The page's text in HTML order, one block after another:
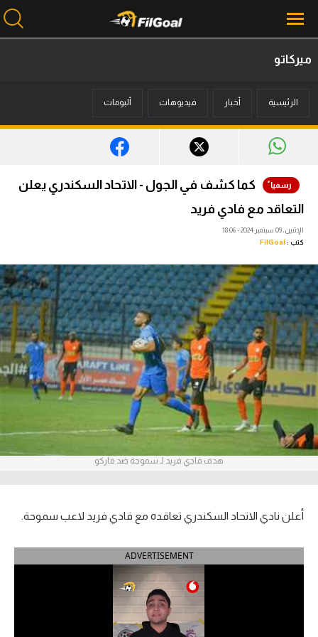
أخبار
ميركاتو
فانتازي في الجول
فيديوهات
عدسات
آراء حرة
ركن الألعاب
بطولات
أمريكا 2026
الدوري الإيطالي
ميركاتو
الرئيسية أخبار فيديوهات ألبومات
كما كشف في الجول - الاتحاد السكندري يعلن
التعاقد مع فادي فريد
الإثنين، 09 سبتمبر 2024 - 18:06
كتب : FilGoal
هدف فادي فريد لـ سموحة ضد فاركو
أعلن نادي الاتحاد السكندري تعاقده مع فادي فريد لاعب سموحة.
ADVERTISEMENT